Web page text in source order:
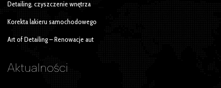
Detailing, czyszczenie wnętrza
Korekta lakieru samochodowego
Art of Detailing – Renowacje aut
Aktualności